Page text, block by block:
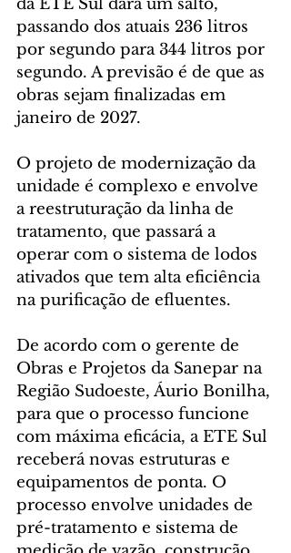
da ETE Sul dará um salto,
passando dos atuais 236 litros
por segundo para 344 litros por
segundo. A previsão é de que as
obras sejam finalizadas em
janeiro de 2027.
O projeto de modernização da
unidade é complexo e envolve
a reestruturação da linha de
tratamento, que passará a
operar com o sistema de lodos
ativados que tem alta eficiência
na purificação de efluentes.
De acordo com o gerente de
Obras e Projetos da Sanepar na
Região Sudoeste, Áurio Bonilha,
para que o processo funcione
com máxima eficácia, a ETE Sul
receberá novas estruturas e
equipamentos de ponta. O
processo envolve unidades de
pré-tratamento e sistema de